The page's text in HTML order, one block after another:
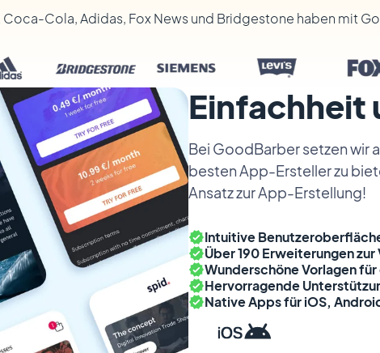
Coca-Cola, Adidas, Fox News und Bridgestone haben mit
Einfachheit
Bei GoodBarber setzen wir
besten App-Ersteller zu
Ansatz zur App-Erstellung!
Intuitive
Über 190 Erweiterungen
Wunderschöne Vorlagen
Hervorragende
Native Apps für iOS,